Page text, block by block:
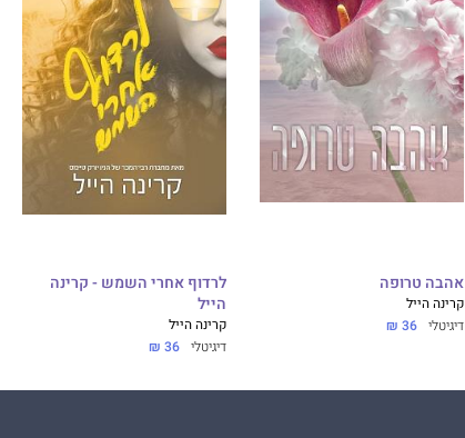
אהבה טרופה
קרינה הייל
דיגיטלי 36 ₪
לרדוף אחרי השמש - קרינה
הייל
קרינה הייל
דיגיטלי 36 ₪